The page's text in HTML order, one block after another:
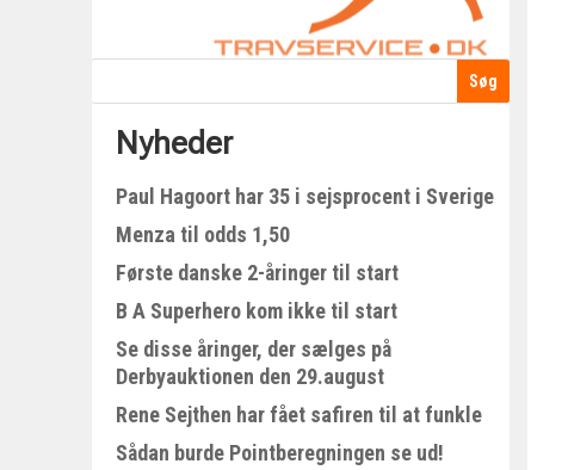
Nyheder
Paul Hagoort har 35 i sejsprocent i Sverige
Menza til odds 1,50
Første danske 2-åringer til start
B A Superhero kom ikke til start
Se disse åringer, der sælges på
Derbyauktionen den 29.august
Rene Sejthen har fået safiren til at funkle
Sådan burde Pointberegningen se ud!